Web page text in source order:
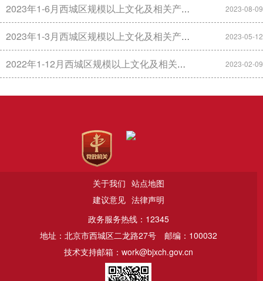
2023年1-6月西城区规模以上文化及相关产业主要经济指标数据 2023-08-09
2023年1-3月西城区规模以上文化及相关产业主要经济指标数据 2023-05-12
2022年1-12月西城区规模以上文化及相关产业主要经济指标数据 2023-02-09
关于我们 站点地图
建议意见 法律声明
政务服务热线：12345
地址：北京市西城区二龙路27号
邮编：100032
技术支持邮箱：work@bjxch.gov.cn